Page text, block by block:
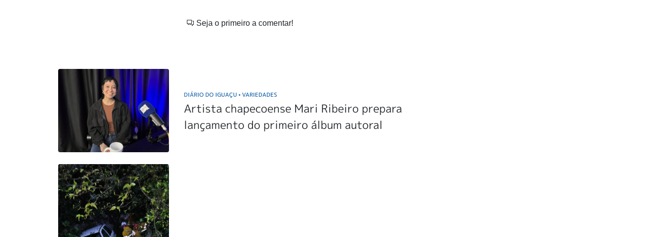
Seja o primeiro a comentar!
DIÁRIO DO IGUAÇU• VARIEDADES
Artista chapecoense Mari Ribeiro prepara
lançamento do primeiro álbum autoral